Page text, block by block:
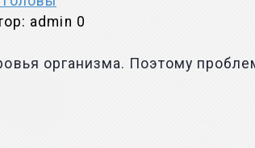
admin 0
организма. Поэтому